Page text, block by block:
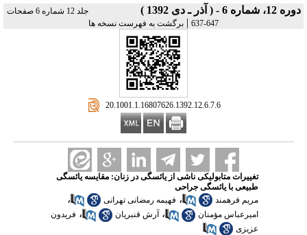
دوره 12، شماره 6 - ( آذر ـ دی 1392 )
جلد 12 شماره 6 صفحات
647-637
| برگشت به فهرست نسخه ها
‎ 20.1001.1.16807626.1392.12.6.7.6
تغییرات متابولیکی ناشی از یائسگی در زنان: مقایسه یائسگی
طبیعی با یائسگی جراحی
مریم فرهمند
، فهیمه رمضانی تهرانی ،
امیرعباس مؤمنان ، آرش قنبریان ، فریدون
عزیزی